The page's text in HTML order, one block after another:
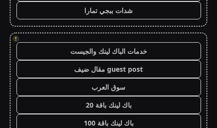
شدات ببجي تمارا
!
خدمات الباك لينك والجيست
guest post مقال ضيف
سوق العرب
باك لينك باقة 20
باك لينك باقة 100